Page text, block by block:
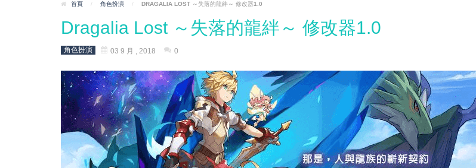
首頁 / 角色扮演 / DRAGALIA LOST ～失落的龍絆～ 修改器1.0
Dragalia Lost ～失落的龍絆～ 修改器1.0
角色扮演 03 9 月 , 2018 0